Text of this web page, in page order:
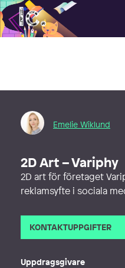
Illustratörcentrum
Emelie Wiklund
2D Art – Variphy
2D art för företaget
reklamsyfte i sociala
KONTAKTUPPGIFTER
Uppdragsgivare